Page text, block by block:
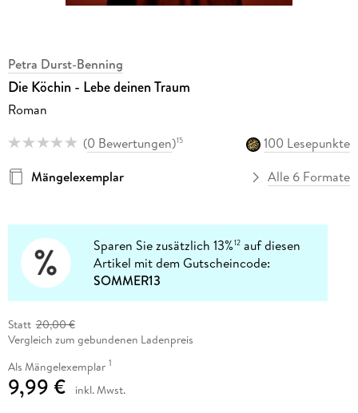
Petra Durst-Benning
Die Köchin - Lebe deinen Traum
Roman
(0 Bewertungen)15
100 Lesepunkte
Mängelexemplar
Alle 6 Formate
Sparen Sie zusätzlich 13%12 auf diesen
Artikel mit dem Gutscheincode:
SOMMER13
Statt 20,00 €
Vergleich zum gebundenen Ladenpreis
Als Mängelexemplar 1
9,99 € inkl. Mwst.